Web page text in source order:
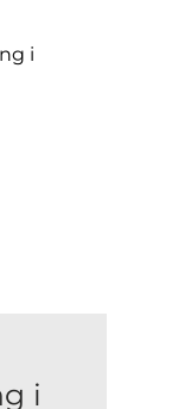
i